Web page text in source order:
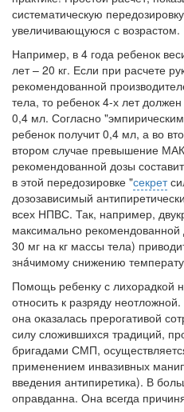
систематическую
увеличивающуюся с возрастом.
Например, в 4 года ребенок
лет – 20 кг. Если при расчете
рекомендованной
тела, то ребенок 4-х лет
0,4 мл. Согласно
ребенок получит 0,4 мл, а во
втором случае превышение
рекомендованной дозы
в этой передозировке "секрет
дозозависимый
всех НПВС. Так, например,
максимально
30 мг на кг массы тела)
знáчимому снижению
Помощь ребенку с лихорадкой
относить к разряду
она оказалась прерогативой
силу сложившихся традиций,
бригадами СМП,
применением инвазивных
введения антипиретика). В
оправданна. Она всегда